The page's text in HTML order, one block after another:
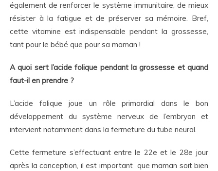
également de renforcer le système immunitaire, de mieux
résister à la fatigue et de préserver sa mémoire. Bref,
cette vitamine est indispensable pendant la grossesse,
tant pour le bébé que pour sa maman !
A quoi sert l’acide folique pendant la grossesse et quand
faut-il en prendre ?
L’acide folique joue un rôle primordial dans le bon
développement du système nerveux de l’embryon et
intervient notamment dans la fermeture du tube neural.
Cette fermeture s’effectuant entre le 22e et le 28e jour
après la conception, il est important que maman soit bien